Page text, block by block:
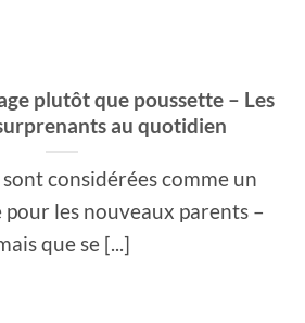
plutôt que poussette – Les
au quotidien
considérées comme un
les nouveaux parents –
que se [...]